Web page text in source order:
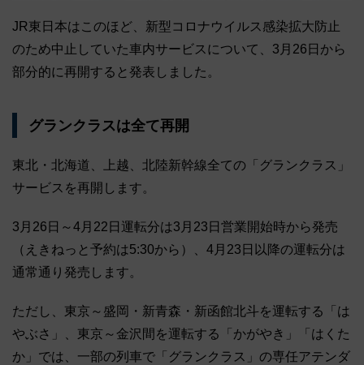
JR東日本はこのほど、新型コロナウイルス感染拡大防止
のため中止していた車内サービスについて、3月26日から
部分的に再開すると発表しました。
グランクラスは全て再開
東北・北海道、上越、北陸新幹線全ての「グランクラス」
サービスを再開します。
3月26日～4月22日運転分は3月23日営業開始時から発売
（えきねっと予約は5:30から）、4月23日以降の運転分は
通常通り発売します。
ただし、東京～盛岡・新青森・新函館北斗を運転する「は
やぶさ」、東京～金沢間を運転する「かがやき」「はくた
か」では、一部の列車で「グランクラス」の専任アテンダ